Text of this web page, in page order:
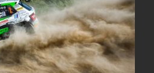
ENYAQ